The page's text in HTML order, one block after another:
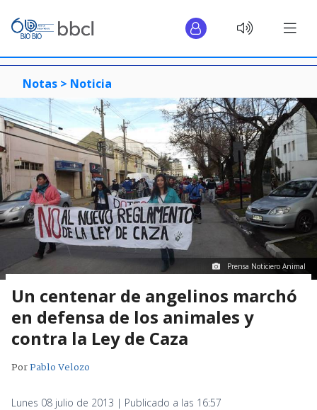
Notas > Noticia
Prensa Noticiero Animal
Un centenar de angelinos marchó
en defensa de los animales y
contra la Ley de Caza
PorPablo Velozo
Lunes 08 julio de 2013 | Publicado a las 16:57